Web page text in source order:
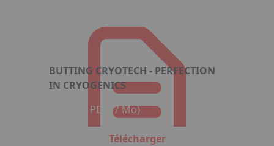
BUTTING CRYOTECH - PERFECTION
IN CRYOGENICS
Format : PDF (7 Mo)
Télécharger